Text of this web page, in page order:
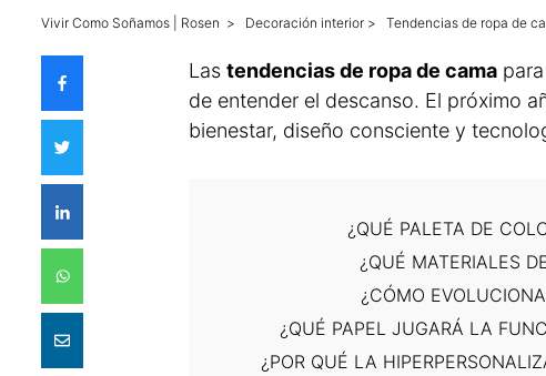
Vivir Como Soñamos | Rosen > Decoración interior > Tendencias de ropa de
Lastendencias de ropa de cama
de entender el descanso. El próximo
bienestar, diseño consciente y
¿QUÉ PALETA DE
¿QUÉ MATERIALES
¿CÓMO
¿QUÉ PAPEL JUGARÁ LA
¿POR QUÉ LA